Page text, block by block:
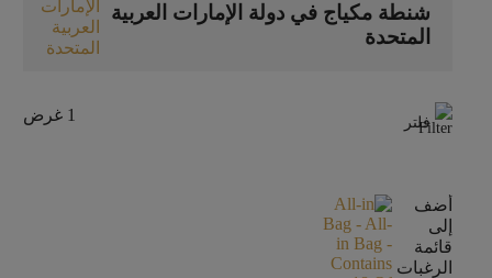
شنطة مكياج في دولة الإمارات العربية
المتحدة
فلتر 1 غرض
أضف
إلى
قائمة
الرغبات